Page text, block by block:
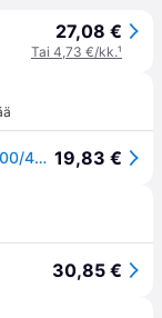
27,08 €
Tai 4,73 €/kk.¹
Pyyhkijänsulka BOSCH Aerotwin A452S, 600/450mm, Edessä, 2 Kappale 19,83 €
30,85 €